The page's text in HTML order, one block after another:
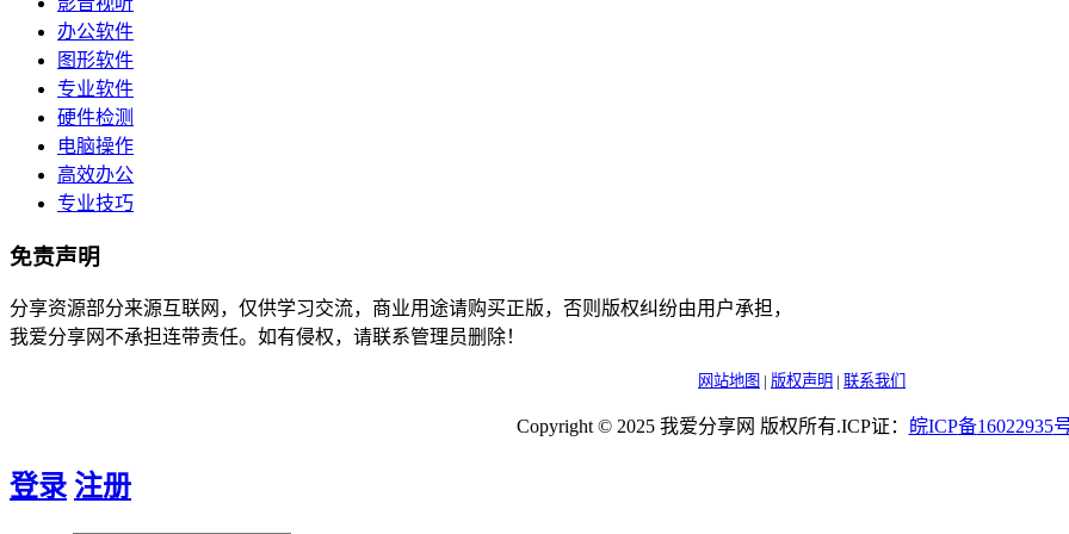
办公软件
图形软件
专业软件
硬件检测
电脑操作
高效办公
专业技巧
免责声明
分享资源部分来源互联网，仅供学习交流，商业用途请购买正版，否则版权纠纷由用户承担，
我爱分享网不承担连带责任。如有侵权，请联系管理员删除！
网站地图 | 版权声明 | 联系我们
Copyright © 2025 我爱分享网 版权所有.ICP证： 皖ICP备16022935
登录 注册